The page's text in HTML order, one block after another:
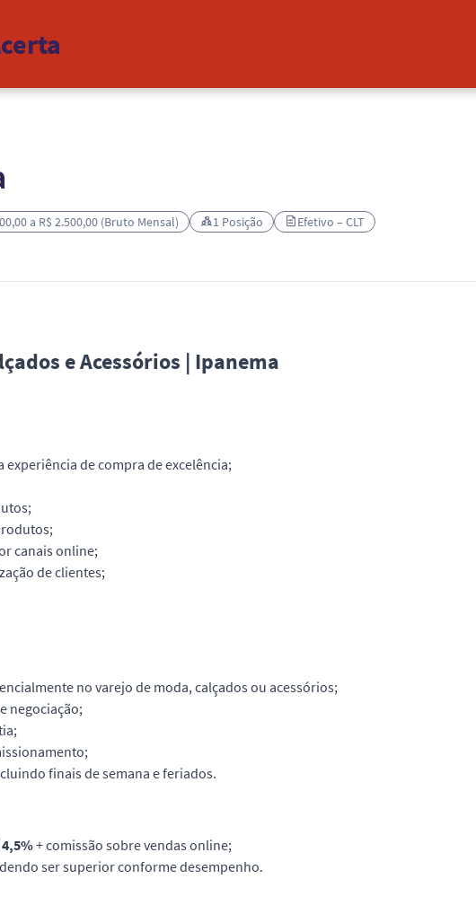
a R$ 2.500,00 (Bruto Mensal) 1 Posição
Efetivo – CLT
e Acessórios | Ipanema
de compra de excelência;
canais online;
de clientes;
no varejo de moda, calçados ou acessórios;
negociação;
finais de semana e feriados.
+ comissão sobre vendas online;
ser superior conforme desempenho.